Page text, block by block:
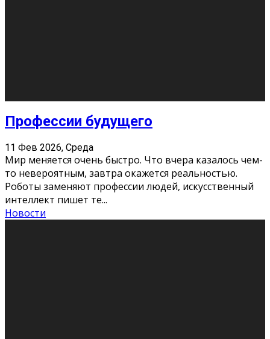
Как бороться со стрессом
11 Фев 2026, Среда
Стресс – нормальная реакция организма, когда
факторов, воздействующих на твой организм
больше, чем ресурсов. Есть советы, как бороться со
стрессовым состояни
Новости